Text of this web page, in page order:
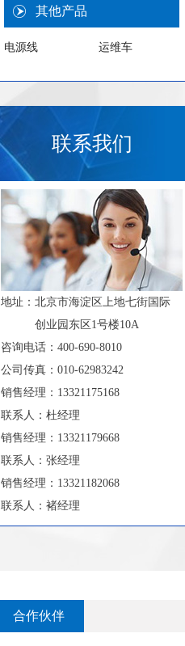
其他产品
电源线 运维车
联系我们
地址： 北京市海淀区上地七街国际
创业园东区1号楼10A
咨询电话：400-690-8010
公司传真：010-62983242
销售经理：13321175168
联系人：杜经理
销售经理：13321179668
联系人：张经理
销售经理：13321182068
联系人：褚经理
合作伙伴